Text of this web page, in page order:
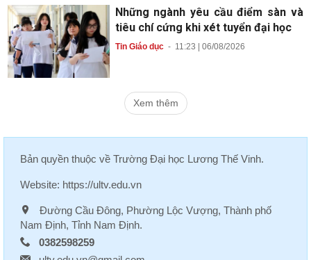
Những ngành yêu cầu điểm sàn và
tiêu chí cứng khi xét tuyển đại học
Tin Giáo dục- 11:23 | 06/08/2026
Xem thêm
Bản quyền thuộc về Trường Đại học Lương Thế Vinh.
Website: https://ultv.edu.vn
Đường Cầu Đông, Phường Lộc Vượng, Thành phố
Nam Định, Tỉnh Nam Định.
0382598259